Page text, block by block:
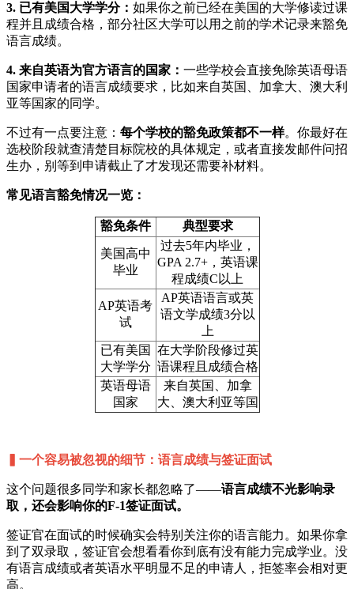
3. 已有美国大学学分： 如果你之前已经在美国的大学修读过课
程并且成绩合格，部分社区大学可以用之前的学术记录来豁免
语言成绩。
4. 来自英语为官方语言的国家： 一些学校会直接免除英语母语
国家申请者的语言成绩要求，比如来自英国、加拿大、澳大利
亚等国家的同学。
不过有一点要注意： 每个学校的豁免政策都不一样。你最好在
选校阶段就查清楚目标院校的具体规定，或者直接发邮件问招
生办，别等到申请截止了才发现还需要补材料。
常见语言豁免情况一览：
豁免条件 典型要求
美国高中
毕业
过去5年内毕业，
GPA 2.7+，英语课
程成绩C以上
AP英语考
试
AP英语语言或英
语文学成绩3分以
上
已有美国
大学学分
在大学阶段修过英
语课程且成绩合格
英语母语
国家
来自英国、加拿
大、澳大利亚等国
▍一个容易被忽视的细节：语言成绩与签证面试
这个问题很多同学和家长都忽略了——语言成绩不光影响录
取，还会影响你的F-1签证面试。
签证官在面试的时候确实会特别关注你的语言能力。如果你拿
到了双录取，签证官会想看看你到底有没有能力完成学业。没
有语言成绩或者英语水平明显不足的申请人，拒签率会相对更
高。